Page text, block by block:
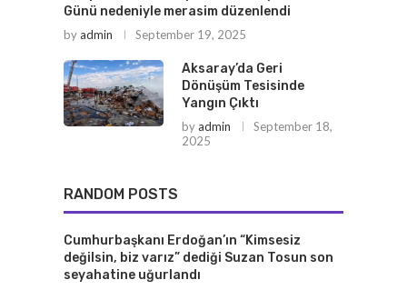
Günü nedeniyle merasim düzenlendi
byadmin September 19, 2025
Aksaray’da Geri
Dönüşüm Tesisinde
Yangın Çıktı
byadmin
September 18,
2025
RANDOM POSTS
Cumhurbaşkanı Erdoğan’ın “Kimsesiz
değilsin, biz varız” dediği Suzan Tosun son
seyahatine uğurlandı